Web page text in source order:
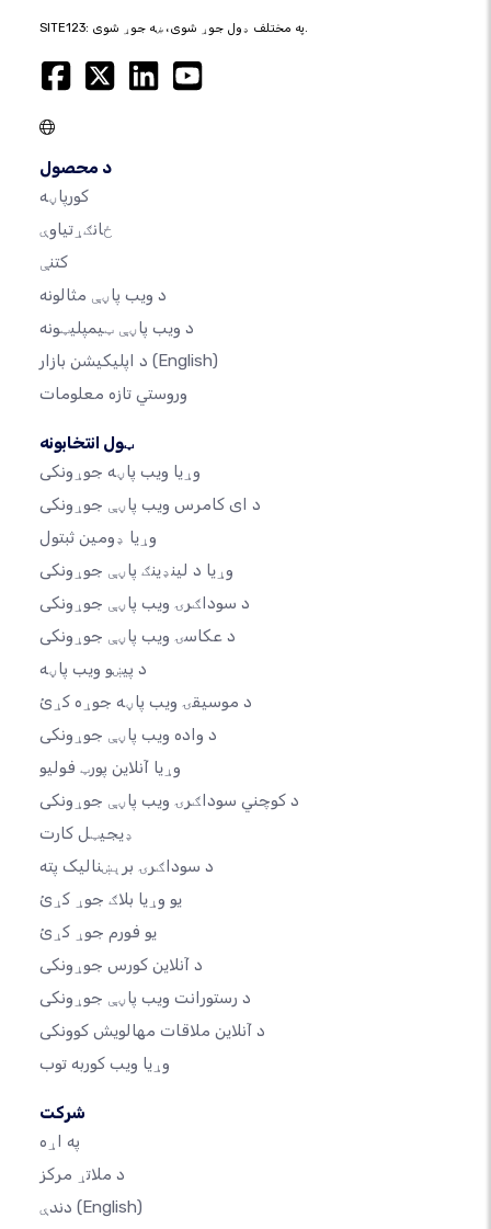
SITE123: په مختلف ډول جوړ شوی، ښه جوړ شوی.
د محصول
کورپاڼه
ځانګړتیاوې
کتنې
د ویب پاڼې مثالونه
د ویب پاڼې ټیمپلیټونه
(English)
وروستي تازه معلومات
ټول انتخابونه
وړیا ویب پاڼه جوړونکی
د ای کامرس ویب پاڼې جوړونکی
وړیا ډومین ثبتول
وړیا د لینډینګ پاڼې جوړونکی
د سوداګرۍ ویب پاڼې جوړونکی
د عکاسۍ ویب پاڼې جوړونکی
د پیښو ویب پاڼه
د موسیقۍ ویب پاڼه جوړه کړئ
د واده ویب پاڼې جوړونکی
وړیا آنلاین پورټ فولیو
د کوچني سوداګرۍ ویب پاڼې جوړونکی
ډیجیټل کارت
د سوداګرۍ برېښنالیک پته
یو وړیا بلاګ جوړ کړئ
یو فورم جوړ کړئ
د آنلاین کورس جوړونکی
د رستورانت ویب پاڼې جوړونکی
د آنلاین ملاقات مهالویش کوونکی
وړیا ویب کوربه توب
شرکت
په اړه
د ملاتړ مرکز
(English)